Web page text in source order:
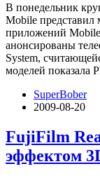
В понедельник
Mobile
приложений
анонсированы
System,
моделей
SuperBober
2009-08-20
FujiFilm
эффектом